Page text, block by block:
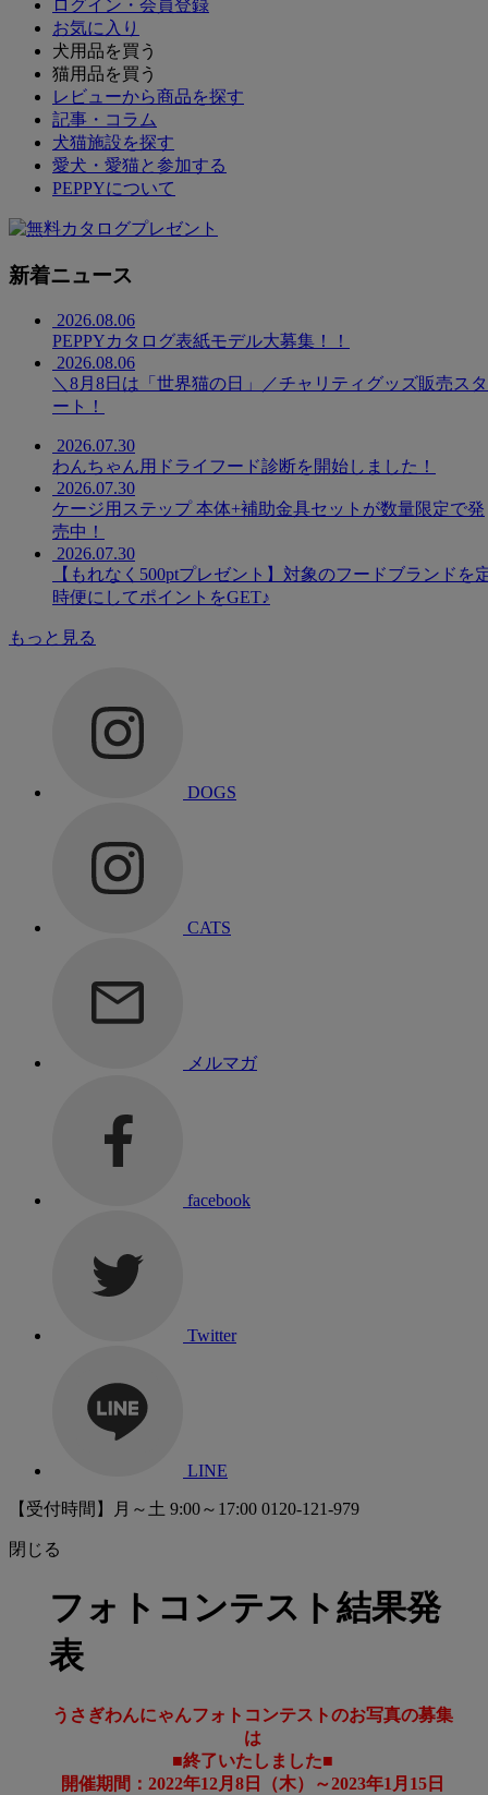
ログイン・会員登録
お気に入り
犬用品を買う
猫用品を買う
レビューから商品を探す
記事・コラム
犬猫施設を探す
愛犬・愛猫と参加する
PEPPYについて
新着ニュース
2026.08.06
PEPPYカタログ表紙モデル大募集！！
2026.08.06
＼8月8日は「世界猫の日」／チャリティグッズ販売スタ
ート！
2026.07.30
わんちゃん用ドライフード診断を開始しました！
2026.07.30
ケージ用ステップ 本体+補助金具セットが数量限定で発
売中！
2026.07.30
【もれなく500ptプレゼント】対象のフードブランドを
時便にしてポイントをGET♪
もっと見る
DOGS
CATS
メルマガ
facebook
Twitter
LINE
【受付時間】月～土 9:00～17:00 0120-121-979
閉じる
フォトコンテスト結果発
表
うさぎわんにゃんフォトコンテストのお写真の募集
は
■終了いたしました■
開催期間：2022年12月8日（木）～2023年1月15日